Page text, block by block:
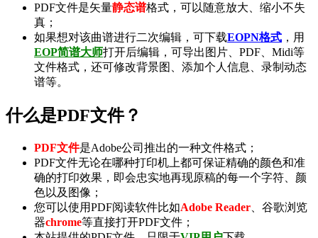
PDF文件是矢量静态谱格式，可以随意放大、缩小不失
真；
如果想对该曲谱进行二次编辑，可下载EOPN格式 ，用
EOP简谱大师打开后编辑，可导出 图片 PDF Midi等
文件格式，还可修改背景图、添加个人信息、录制 动态
谱等。
什么是PDF文件？
PDF文件是Adobe公司推出的一种文件格式；
PDF文件无论在哪种打印机上都可保证精确的颜色和准
确的打印效果，即会忠实地再现原稿的每一个字符、颜
色以及图像；
您可以使用PDF阅读软件比如Adobe Reader 、谷歌浏览
器chrome等直接打开PDF文件；